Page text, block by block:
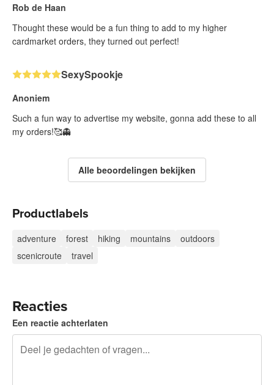
Rob de Haan
Thought these would be a fun thing to add to my higher
cardmarket orders, they turned out perfect!
SexySpookje
Anoniem
Such a fun way to advertise my website, gonna add these to all
my orders!🥰👻
Alle beoordelingen bekijken
Productlabels
adventure forest hiking mountains
outdoors
scenicroute
travel
Reacties
Een reactie achterlaten